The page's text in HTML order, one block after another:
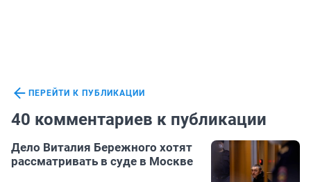
ПЕРЕЙТИ К ПУБЛИКАЦИИ
40 комментариев к публикации
Дело Виталия Бережного хотят
рассматривать в суде в Москве